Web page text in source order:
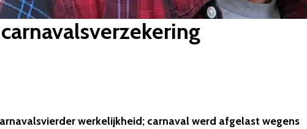
werkelijkheid; carnaval werd afgelast wegens